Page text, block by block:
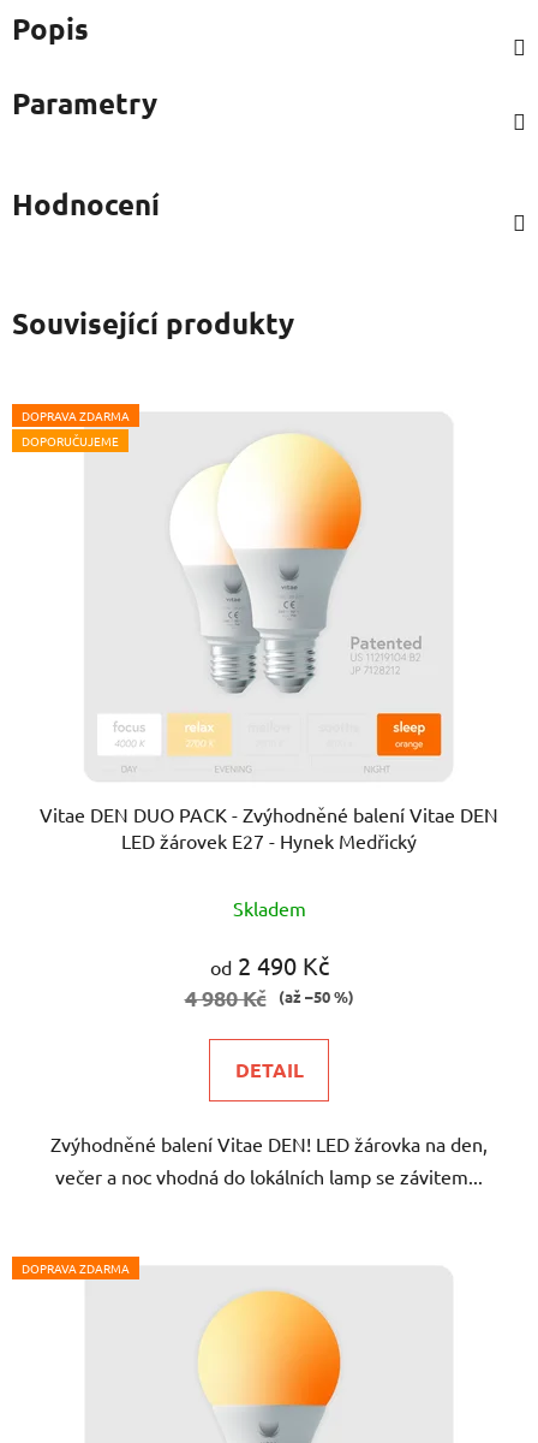
Popis
Parametry
Hodnocení
Související produkty
DOPRAVA ZDARMA
DOPORUČUJEME
Vitae DEN DUO PACK - Zvýhodněné balení Vitae DEN
LED žárovek E27 - Hynek Medřický
hodnocení
produktu
5
Skladem
od2 490 Kč
4 980 Kč (až –50 %)
DETAIL
Zvýhodněné balení Vitae DEN! LED žárovka na den,
večer a noc vhodná do lokálních lamp se závitem...
DOPRAVA ZDARMA